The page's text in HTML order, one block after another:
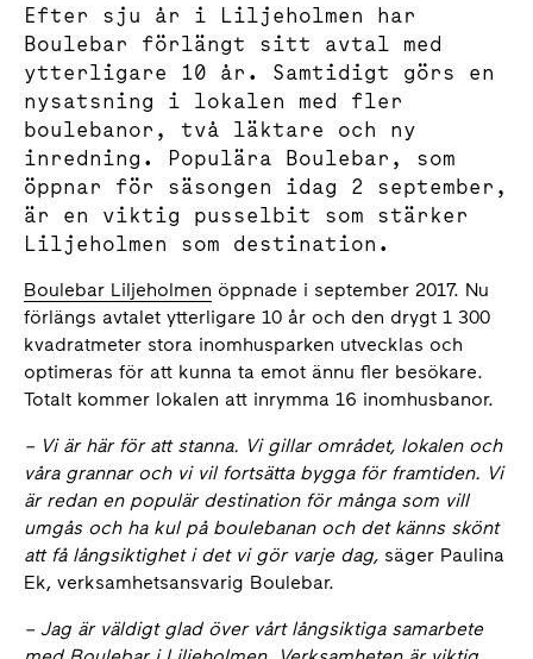
Efter sju år i Liljeholmen har
Boulebar förlängt sitt avtal med
ytterligare 10 år. Samtidigt görs en
nysatsning i lokalen med fler
boulebanor, två läktare och ny
inredning. Populära Boulebar, som
öppnar för säsongen idag 2 september,
är en viktig pusselbit som stärker
Liljeholmen som destination.
Boulebar Liljeholmen öppnade i september 2017. Nu
förlängs avtalet ytterligare 10 år och den drygt 1 300
kvadratmeter stora inomhusparken utvecklas och
optimeras för att kunna ta emot ännu fler besökare.
Totalt kommer lokalen att inrymma 16 inomhusbanor.
– Vi är här för att stanna. Vi gillar området, lokalen och
våra grannar och vi vil fortsätta bygga för framtiden. Vi
är redan en populär destination för många som vill
umgås och ha kul på boulebanan och det känns skönt
att få långsiktighet i det vi gör varje dag, säger Paulina
Ek, verksamhetsansvarig Boulebar.
– Jag är väldigt glad över vårt långsiktiga samarbete